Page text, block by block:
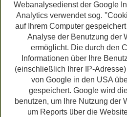
Webanalysedienst der Google
Analytics verwendet sog.
auf Ihrem Computer
Analyse der Benutzung der
ermöglicht. Die durch den
Informationen über Ihre
(einschließlich Ihrer IP-
von Google in den USA
gespeichert. Google wird
benutzen, um Ihre Nutzung der
um Reports über die